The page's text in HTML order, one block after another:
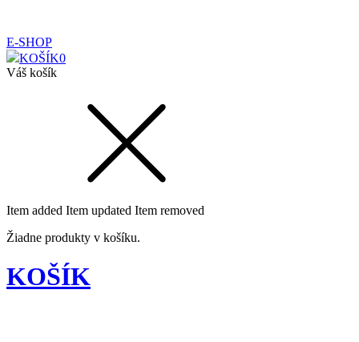
E-SHOP
KOŠÍK0
Váš košík
Item added Item updated Item removed
Žiadne produkty v košíku.
KOŠÍK